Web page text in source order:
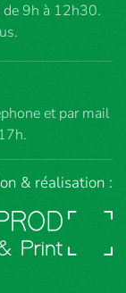
de 9h à 12h30.
et par mail
& réalisation :